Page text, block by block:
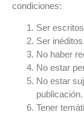
condiciones:
Ser
Ser inéditos.
No haber
No estar
No estar
publicación.
Tener